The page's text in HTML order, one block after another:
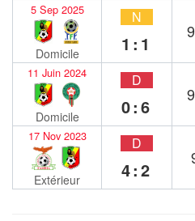
5 Sep 2025
Domicile
N
1:1
11 Juin 2024
Domicile
D
0:6
17 Nov 2023
Extérieur
D
4:2